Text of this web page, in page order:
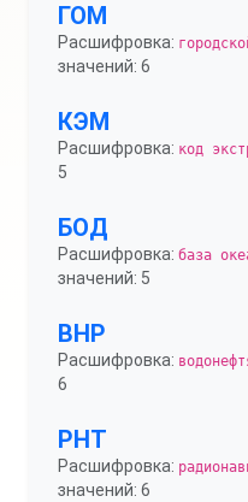
ГОМ
Расшифровка:
значений: 6
КЭМ
Расшифровка: код
5
БОД
Расшифровка: база
значений: 5
ВНР
Расшифровка:
6
РНТ
Расшифровка:
значений: 6